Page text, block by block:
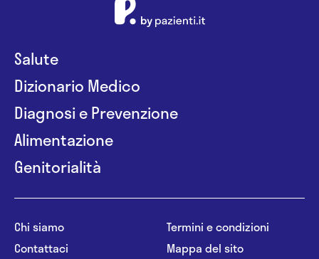
Salute
Dizionario Medico
Diagnosi e Prevenzione
Alimentazione
Genitorialità
Chi siamo
Contattaci
Termini e condizioni
Mappa del sito